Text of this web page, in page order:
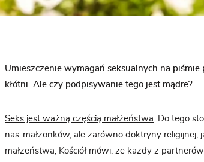
Umieszczenie wymagań seksualnych na
kłótni. Ale czy podpisywanie tego jest mądre?
Seks jest ważną częścią małżeństwa. Do tego
nas-małżonków, ale zarówno doktryny religijnej,
małżeństwa, Kościół mówi, że każdy z